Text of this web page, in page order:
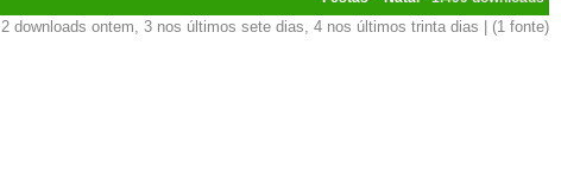
2 downloads ontem, 3 nos últimos sete dias, 4 nos últimos trinta dias | (1 fonte)